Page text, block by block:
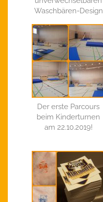
Waschbären-Design
Der erste Parcours
beim Kinderturnen
am 22.10.2019!